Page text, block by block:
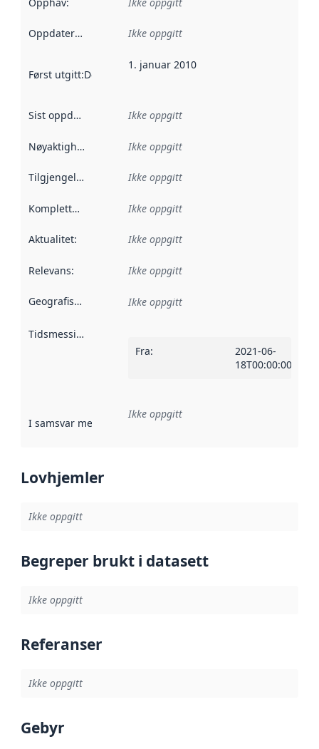
Oppdateringsfrekvens :
Ikke oppgitt
Først utgitt:Denne datoen sier når dataene i dette
1. januar 2010
Sist oppdatert Ikke oppgitt
Nøyaktighet Ikke oppgitt
Tilgjengelighet Ikke oppgitt
Kompletthet Ikke oppgitt
Aktualitet: Ikke oppgitt
Relevans: Ikke oppgitt
Geografisk avgrensning :
Ikke oppgitt
Tidsmessig avgrensning
Fra:
2021-06-
18T00:00:00Z
I samsvar med Referanse til en implementasjonsregel
Ikke oppgitt
Lovhjemler
Ikke oppgitt
Begreper brukt i datasett
Ikke oppgitt
Referanser
Ikke oppgitt
Gebyr